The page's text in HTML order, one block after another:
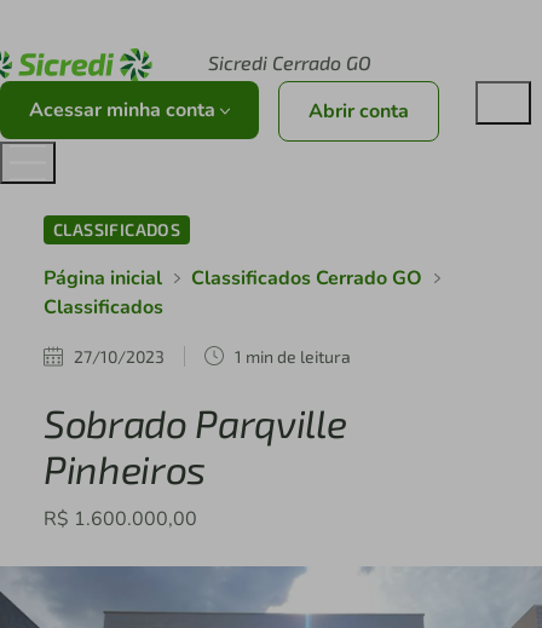
Sicredi Cerrado GO
Acessar minha conta Abrir conta
CLASSIFICADOS
Página inicial
Classificados Cerrado GO
Classificados
27/10/2023 1 min de leitura
Sobrado Parqville
Pinheiros
R$ 1.600.000,00